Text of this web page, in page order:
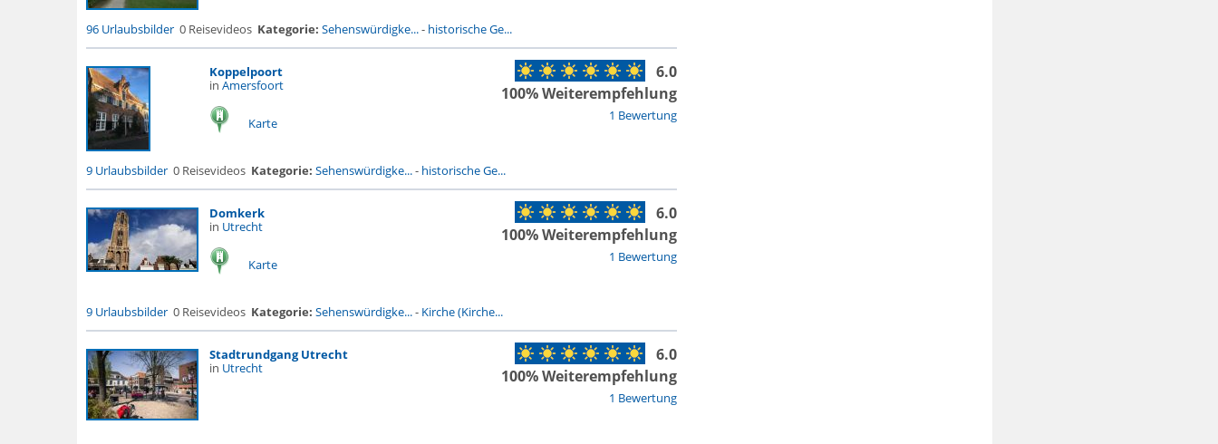
96 Urlaubsbilder 0 Reisevideos Kategorie: Sehenswürdigke...- historische Ge...
Koppelpoort
in Amersfoort
Karte 1 Bewertung
6.0
100% Weiterempfehlung
9 Urlaubsbilder 0 Reisevideos Kategorie: Sehenswürdigke...- historische Ge...
Domkerk
in Utrecht
Karte 1 Bewertung
6.0
100% Weiterempfehlung
9 Urlaubsbilder 0 Reisevideos Kategorie: Sehenswürdigke...- Kirche (Kirche...
Stadtrundgang Utrecht
in Utrecht
1 Bewertung
6.0
100% Weiterempfehlung